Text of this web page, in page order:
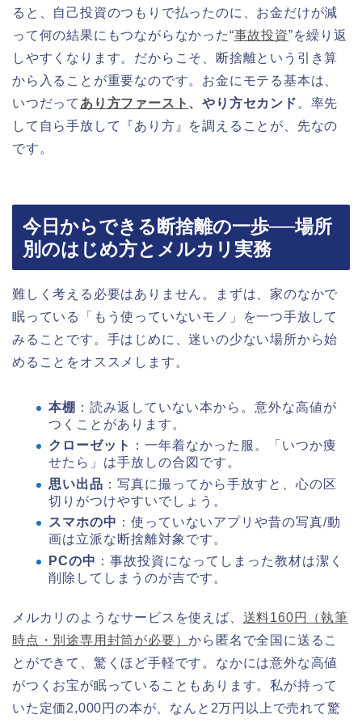
ると、自己投資のつもりで払ったのに、お金だけが減
って何の結果にもつながらなかった“事故投資”を繰り返
しやすくなります。だからこそ、断捨離という引き算
から入ることが重要なのです。お金にモテる基本は、
いつだって あり方ファースト 、やり方セカンド 。率先
して自ら手放して『あり方』を調えることが、先なの
です。
今日からできる断捨離の一歩──場所
別のはじめ方とメルカリ実務
難しく考える必要はありません。まずは、家のなかで
眠っている「もう使っていないモノ」を一つ手放して
みることです。手はじめに、迷いの少ない場所から始
めることをオススメします。
本棚 ：読み返していない本から。意外な高値が
つくことがあります。
クローゼット
：一年着なかった服。「いつか痩
せたら」は手放しの合図です。
思い出品 ：写真に撮ってから手放すと、心の区
切りがつけやすいでしょう。
スマホの中 ：使っていないアプリや昔の写真/動
画は立派な断捨離対象です。
PCの中 ：事故投資になってしまった教材は潔く
削除してしまうのが吉です。
メルカリのようなサービスを使えば、 送料160円（執筆
時点・別途専用封筒が必要）から匿名で全国に送るこ
とができて、驚くほど手軽です。なかには意外な高値
がつくお宝が眠っていることもあります。私が持って
いた定価2,000円の本が、なんと2万円以上で売れて驚